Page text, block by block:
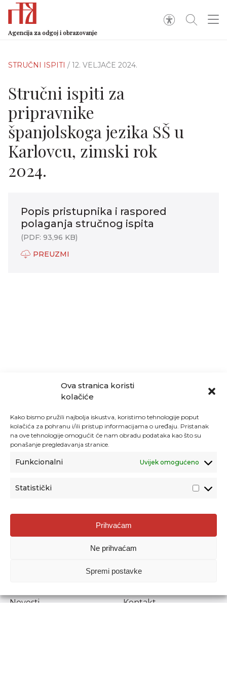
Ova stranica koristi
kolačiće
Kako bismo pružili najbolja iskustva, koristimo tehnologije poput
kolačića za pohranu i/ili pristup informacijama o uređaju. Pristanak
na ove tehnologije omogućit će nam obradu podataka kao što su
ponašanje pregledavanja stranice.
Funkcionalni Uvijek omogućeno
Statistički
Prihvaćam
Ne prihvaćam
Spremi postavke
Agencija za odgoj i obrazovanje
STRUČNI ISPITI / 12. VELJAČE 2024.
Stručni ispiti za
pripravnike
španjolskoga jezika SŠ u
Karlovcu, zimski rok
2024.
Popis pristupnika i raspored
polaganja stručnog ispita
(PDF: 93,96 KB)
PREUZMI
Agencija za odgoj i obrazovanje
Donje Svetice 38, 10000 Zagreb
1778129
Prenošenje sadržaja dopušteno je uz navođenje izvora.
Novosti
Kontakt